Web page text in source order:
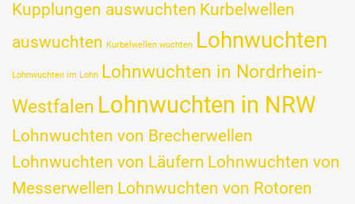
Kupplungen auswuchten Kurbelwellen
auswuchten Kurbelwellen wuchten Lohnwuchten
Lohnwuchten im Lohn
Lohnwuchten in Nordrhein-
Westfalen Lohnwuchten in NRW
Lohnwuchten von Brecherwellen
Lohnwuchten von Läufern Lohnwuchten von
Messerwellen Lohnwuchten von Rotoren